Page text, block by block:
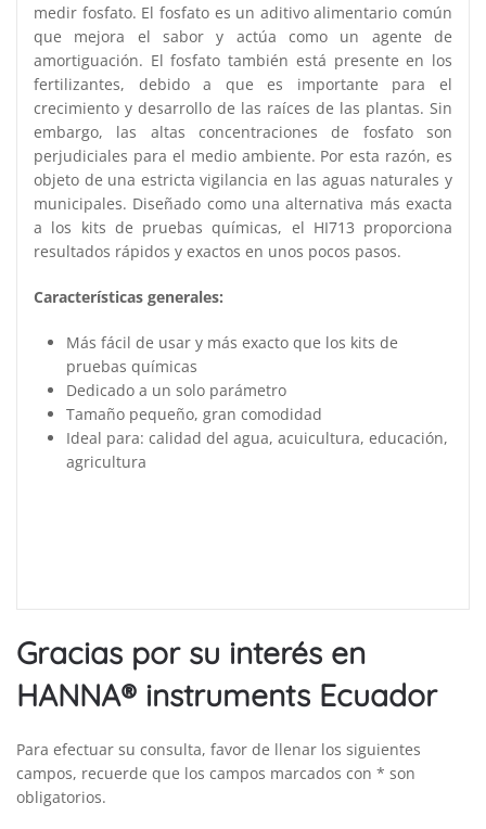
medir fosfato. El fosfato es un aditivo alimentario común
que mejora el sabor y actúa como un agente de
amortiguación. El fosfato también está presente en los
fertilizantes, debido a que es importante para el
crecimiento y desarrollo de las raíces de las plantas. Sin
embargo, las altas concentraciones de fosfato son
perjudiciales para el medio ambiente. Por esta razón, es
objeto de una estricta vigilancia en las aguas naturales y
municipales. Diseñado como una alternativa más exacta
a los kits de pruebas químicas, el HI713 proporciona
resultados rápidos y exactos en unos pocos pasos.
Características generales:
Más fácil de usar y más exacto que los kits de
pruebas químicas
Dedicado a un solo parámetro
Tamaño pequeño, gran comodidad
Ideal para: calidad del agua, acuicultura, educación,
agricultura
Gracias por su interés en
HANNA® instruments Ecuador
Para efectuar su consulta, favor de llenar los siguientes
campos, recuerde que los campos marcados con * son
obligatorios.